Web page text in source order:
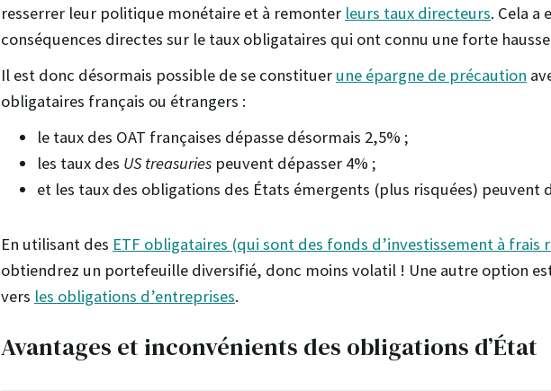
resserrer leur politique monétaire et à remonter leurs taux directeurs. Cela a
conséquences directes sur le taux obligataires qui ont connu une forte
Il est donc désormais possible de se constituer une épargne de précaution
obligataires français ou étrangers :
le taux des OAT françaises dépasse désormais 2,5% ;
les taux des US treasuries peuvent dépasser 4% ;
et les taux des obligations des États émergents (plus risquées) peuvent
En utilisant des ETF obligataires (qui sont des fonds d’investissement à frais
obtiendrez un portefeuille diversifié, donc moins volatil ! Une autre option
vers les obligations d’entreprises.
Avantages et inconvénients des obligations d’État